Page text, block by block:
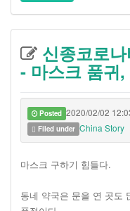
신종코로
- 마스크 품귀
Posted 2020/02/02
Filed under China Story
마스크 구하기 힘들다.
동네 약국은 문을 연 곳도